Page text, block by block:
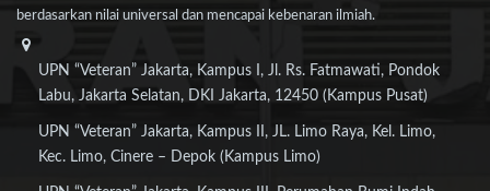
berdasarkan nilai universal dan mencapai kebenaran ilmiah.
UPN “Veteran” Jakarta, Kampus I, Jl. Rs. Fatmawati, Pondok
Labu, Jakarta Selatan, DKI Jakarta, 12450 (Kampus Pusat)
UPN “Veteran” Jakarta, Kampus II, JL. Limo Raya, Kel. Limo,
Kec. Limo, Cinere – Depok (Kampus Limo)